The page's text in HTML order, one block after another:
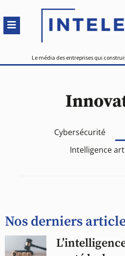
Le média des entreprises qui
Cybersécurité
Intelligence
Nos derniers